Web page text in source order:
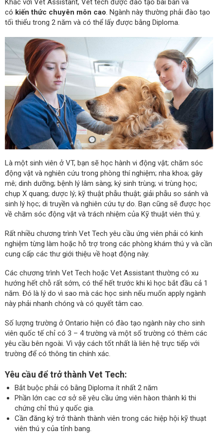
Khác với Vet Assistant, Vet tech được đào tạo bài bản và
có kiến thức chuyên môn cao. Ngành này thường phải đào tạo
tối thiểu trong 2 năm và có thể lấy được bằng Diploma.
Là một sinh viên ở VT, bạn sẽ học hành vi động vật; chăm sóc
động vật và nghiên cứu trong phòng thí nghiệm; nha khoa; gây
mê; dinh dưỡng; bệnh lý lâm sàng; ký sinh trùng; vi trùng học;
chụp X quang; dược lý; kỹ thuật phẫu thuật; giải phẫu so sánh và
sinh lý học; di truyền và nghiên cứu tự do. Bạn cũng sẽ được học
về chăm sóc động vật và trách nhiệm của Kỹ thuật viên thú y.
Rất nhiều chương trình Vet Tech yêu cầu ứng viên phải có kinh
nghiệm từng làm hoặc hỗ trợ trong các phòng khám thú y và cần
cung cấp các thư giới thiệu về hoạt động này.
Các chương trình Vet Tech hoặc Vet Assistant thường có xu
hướng hết chỗ rất sớm, có thể hết trước khi kì học bắt đầu cả 1
năm. Đó là lý do vì sao mà các học sinh nếu muốn apply ngành
này phải nhanh chóng và có quyết tâm cao.
Số lượng trường ở Ontario hiện có đào tạo ngành này cho sinh
viên quốc tế chỉ có 3 – 4 trường và một số trường có thêm các
yêu cầu bên ngoài. Vì vậy cách tốt nhất là liên hệ trực tiếp với
trường để có thông tin chính xác.
Yêu cầu để trở thành Vet Tech:
Bắt buộc phải có bằng Diploma ít nhất 2 năm
Phần lớn cac cơ sở sẽ yêu cầu ứng viên hàon thành kì thi
chứng chỉ thú y quốc gia.
Cần đăng ký trở thành thành viên trong các hiệp hội kỹ thuạt
viên thú y của tỉnh bang.